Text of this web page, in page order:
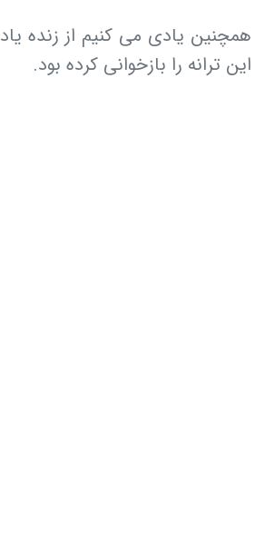
همچنین یادی می کنیم از زنده یاد
این ترانه را بازخوانی کرده بود.